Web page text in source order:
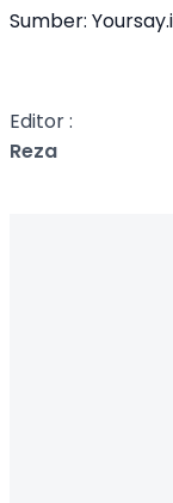
Sumber:
Editor :
Reza